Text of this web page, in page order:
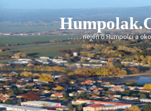
content
. . . . . nejen o Humpolci a